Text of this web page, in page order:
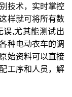
技术，实时掌控
样就可将所有数
误,尤其能测试出
种电动衣车的调
始资料可以直接
工序和人员，解